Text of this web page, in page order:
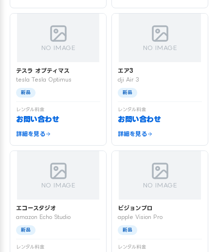
NO IMAGE
テスラ オプティマス
tesla Tesla Optimus
新品
レンタル料金
お問い合わせ
詳細を見る
NO IMAGE
エア3
dji Air 3
新品
レンタル料金
お問い合わせ
詳細を見る
NO IMAGE
エコースタジオ
amazon Echo Studio
新品
レンタル料金
NO IMAGE
ビジョンプロ
apple Vision Pro
新品
レンタル料金